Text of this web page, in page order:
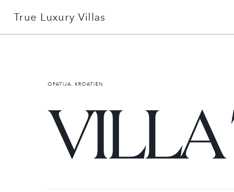
+49 151 51078506
Detailsuche
Gründe mit uns zu buchenÜber uns
Services erklärt
True Luxury Villas
OPATIJA, KROATIEN